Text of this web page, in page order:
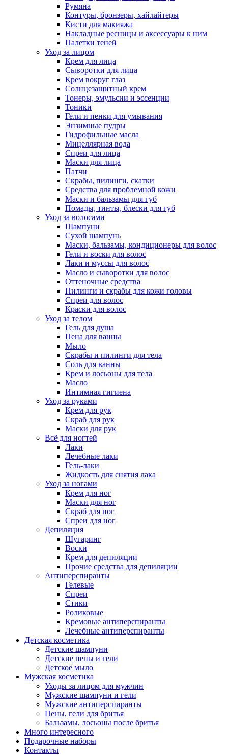
Румяна
Контуры, бронзеры, хайлайтеры
Кисти для макияжа
Накладные ресницы и аксессуары к ним
Палетки теней
Уход за лицом
Крем для лица
Сыворотки для лица
Крем вокруг глаз
Солнцезащитный крем
Тонеры, эмульсии и эссенции
Тоники
Гели и пенки для умывания
Энзимные пудры
Гидрофильные масла
Мицеллярная вода
Спреи для лица
Маски для лица
Патчи
Скрабы, пилинги, скатки
Средства для проблемной кожи
Маски и бальзамы для губ
Помады, тинты, блески для губ
Уход за волосами
Шампуни
Сухой шампунь
Маски, бальзамы, кондиционеры для волос
Гели и воски для волос
Лаки и муссы для волос
Масло и сыворотки для волос
Оттеночные средства
Пилинги и скрабы для кожи головы
Спреи для волос
Краски для волос
Уход за телом
Гель для душа
Пена для ванны
Мыло
Скрабы и пилинги для тела
Соль для ванны
Крем и лосьоны для тела
Масло
Интимная гигиена
Уход за руками
Крем для рук
Скраб для рук
Маски для рук
Всё для ногтей
Лаки
Лечебные лаки
Гель-лаки
Жидкость для снятия лака
Уход за ногами
Крем для ног
Маски для ног
Скраб для ног
Спреи для ног
Депиляция
Шугаринг
Воски
Крем для депиляции
Прочие средства для депиляции
Антиперспиранты
Гелевые
Спреи
Стики
Роликовые
Кремовые антиперспиранты
Лечебные антиперспиранты
Детская косметика
Детские шампуни
Детские пены и гели
Детское мыло
Мужская косметика
Уходы за лицом для мужчин
Мужские шампуни и гели
Мужские антиперспиранты
Пены, гели для бритья
Бальзамы, лосьоны после бритья
Много интересного
Подарочные наборы
Контакты